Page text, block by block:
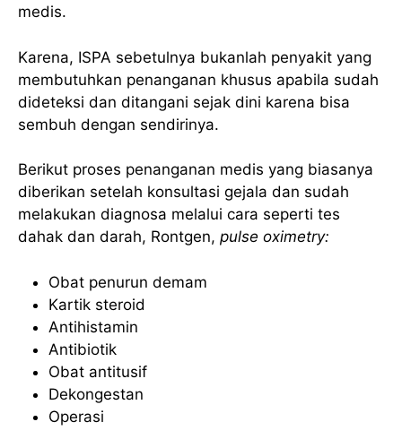
medis.
Karena, ISPA sebetulnya bukanlah penyakit yang
membutuhkan penanganan khusus apabila sudah
dideteksi dan ditangani sejak dini karena bisa
sembuh dengan sendirinya.
Berikut proses penanganan medis yang biasanya
diberikan setelah konsultasi gejala dan sudah
melakukan diagnosa melalui cara seperti tes
dahak dan darah, Rontgen, pulse oximetry:
Obat penurun demam
Kartik steroid
Antihistamin
Antibiotik
Obat antitusif
Dekongestan
Operasi